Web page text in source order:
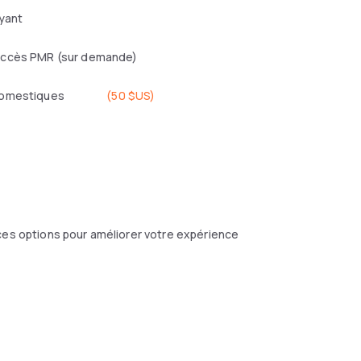
PMR (sur demande)
(50 $US)
options pour améliorer votre expérience